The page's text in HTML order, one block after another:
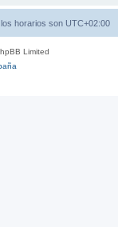
horarios son UTC+02:00
Limited